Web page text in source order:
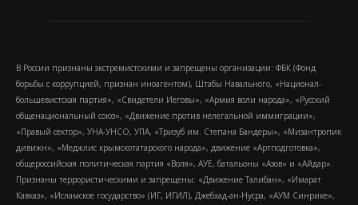
В России признаны экстремистскими и запрещены организации: ФБК (Фонд
борьбы с коррупцией, признан иноагентом), Штабы Навального, «Национал-
большевистская партия», «Свидетели Иеговы», «Армия воли народа», «Русский
общенациональный союз», «Движение против нелегальной иммиграции»,
«Правый сектор», УНА-УНСО, УПА, «Тризуб им. Степана Бандеры», «Мизантропик
дивижн», «Меджлис крымскотатарского народа», движение «Артподготовка»,
общероссийская политическая партия «Воля», АУЕ, батальоны «Азов» и «Айдар».
Признаны террористическими и запрещены: «Движение Талибан», «Имарат
Кавказ», «Исламское государство» (ИГ, ИГИЛ), Джебхад-ан-Нусра, «АУМ Синрике»,